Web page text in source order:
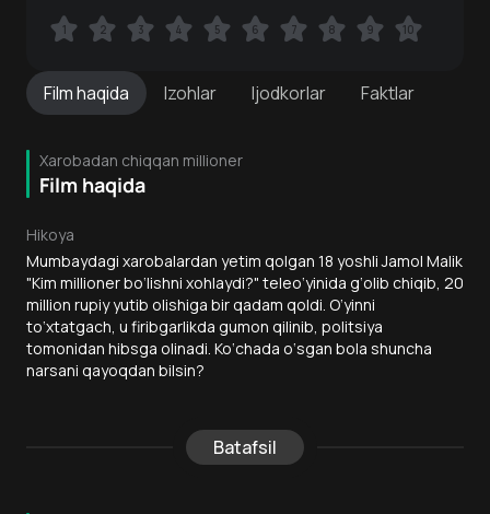
Filmhaqida Izohlar Ijodkorlar Faktlar
Xarobadan chiqqan millioner
Film haqida
Hikoya
Mumbaydagi xarobalardan yetim qolgan 18 yoshli Jamol Malik
"Kim millioner bo‘lishni xohlaydi?" teleo‘yinida g‘olib chiqib, 20
million rupiy yutib olishiga bir qadam qoldi. O‘yinni
to‘xtatgach, u firibgarlikda gumon qilinib, politsiya
tomonidan hibsga olinadi. Ko‘chada o‘sgan bola shuncha
narsani qayoqdan bilsin?
Batafsil
1 2 3 4 5 6 7 8 9 10
1 2 3 4 5 6 7 8 9 10